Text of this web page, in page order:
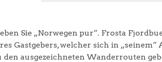
Sie „Norwegen pur“. Frosta
Gastgebers, welcher sich in
den ausgezeichneten Wanderrouten